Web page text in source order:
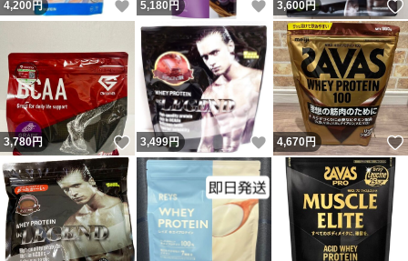
4,200 円 いいね！
5,180 円 いいね！
3,600円
3,780円 いいね！
3,499円 いいね！
4,670円